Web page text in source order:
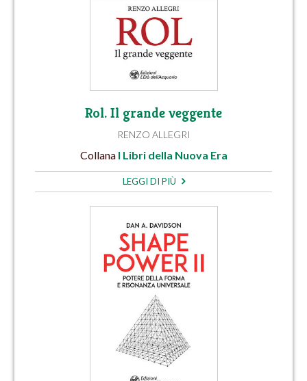
Rol. Il grande veggente
RENZO ALLEGRI
Collana I Libri della Nuova Era
LEGGI DI PIÙ